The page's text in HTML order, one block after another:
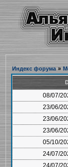
Индекс форума »
08/07/
23/06/
23/06/
23/06/
05/10/
24/07/
24/07/